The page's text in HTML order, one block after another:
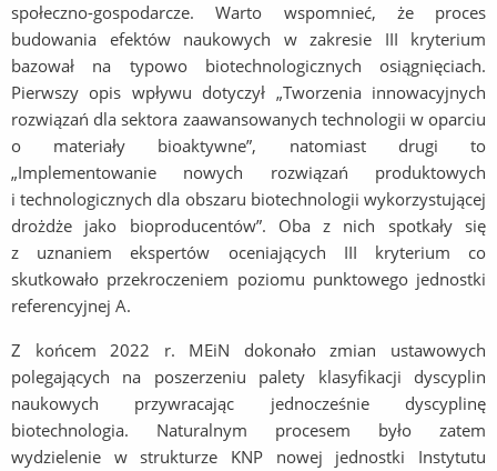
społeczno-gospodarcze. Warto wspomnieć, że proces
budowania efektów naukowych w zakresie III kryterium
bazował na typowo biotechnologicznych osiągnięciach.
Pierwszy opis wpływu dotyczył „Tworzenia innowacyjnych
rozwiązań dla sektora zaawansowanych technologii w oparciu
o materiały bioaktywne”, natomiast drugi to
„Implementowanie nowych rozwiązań produktowych
i technologicznych dla obszaru biotechnologii wykorzystującej
drożdże jako bioproducentów”. Oba z nich spotkały się
z uznaniem ekspertów oceniających III kryterium co
skutkowało przekroczeniem poziomu punktowego jednostki
referencyjnej A.
Z końcem 2022 r. MEiN dokonało zmian ustawowych
polegających na poszerzeniu palety klasyfikacji dyscyplin
naukowych przywracając jednocześnie dyscyplinę
biotechnologia. Naturalnym procesem było zatem
wydzielenie w strukturze KNP nowej jednostki Instytutu